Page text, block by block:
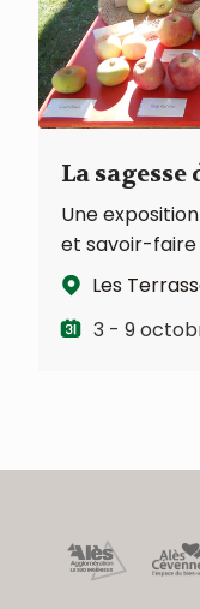
La
Une
et savoir-faire
Les
3 - 9